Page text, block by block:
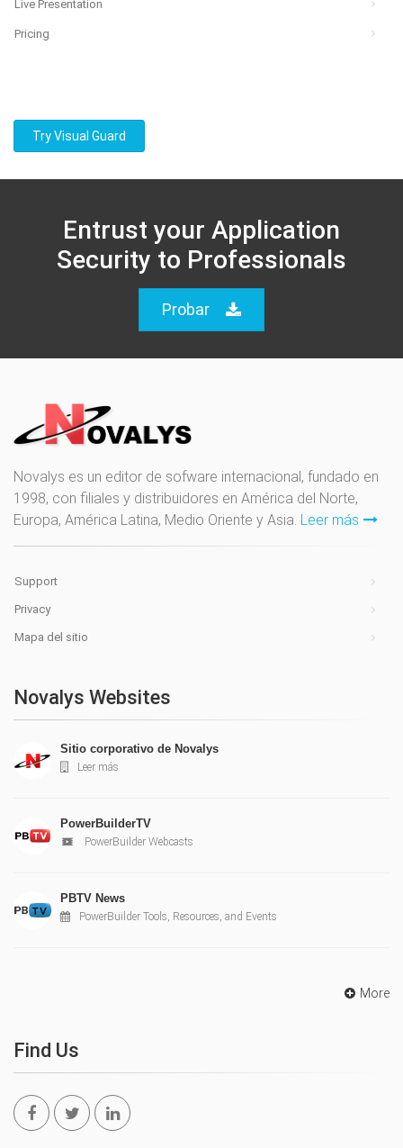
Live Presentation
Pricing
Try Visual Guard
Entrust your Application
Security to Professionals
Probar
Novalys es un editor de sofware internacional, fundado en
1998, con filiales y distribuidores en América del Norte,
Europa, América Latina, Medio Oriente y Asia. Leer más
Support
Privacy
Mapa del sitio
Novalys Websites
Sitio corporativo de Novalys
Leer más
PowerBuilderTV
PowerBuilder Webcasts
PBTV News
PowerBuilder Tools, Resources, and Events
More
Find Us